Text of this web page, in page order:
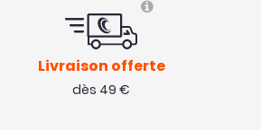
Livraison offerte
dès 49 €